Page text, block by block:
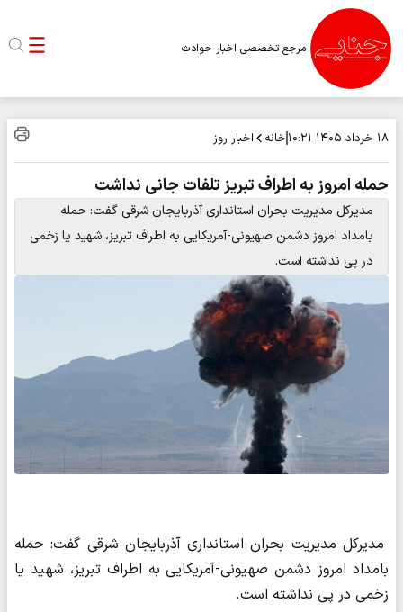
مرجع تخصصی اخبار حوادث
۱۸ خرداد ۱۴۰۵ ۱۰:۲۱ خانه اخبار روز
حمله امروز به اطراف تبریز تلفات جانی نداشت
مدیرکل مدیریت بحران استانداری آذربایجان شرقی گفت: حمله
بامداد امروز دشمن صهیونی-آمریکایی به اطراف تبریز، شهید یا زخمی
در پی نداشته است.
مدیرکل مدیریت بحران استانداری آذربایجان شرقی گفت: حمله
بامداد امروز دشمن صهیونی-آمریکایی به اطراف تبریز، شهید یا
زخمی در پی نداشته است.